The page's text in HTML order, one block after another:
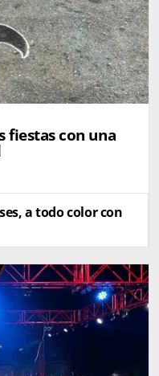
fiestas con una
a todo color con